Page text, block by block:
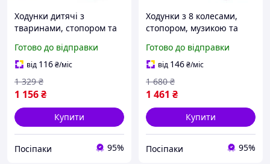
Ходунки дитячі з
тваринами, стопором та
Готово до відправки
від 116₴/міс
1 156₴
1 329 ₴
Купити
Посіпаки 95%
Ходунки з 8 колесами,
стопором, музикою та
безпечні для малюків (M
6077)
Готово до відправки
від 146₴/міс
1 461 ₴
1 680 ₴
Купити
Посіпаки 95%